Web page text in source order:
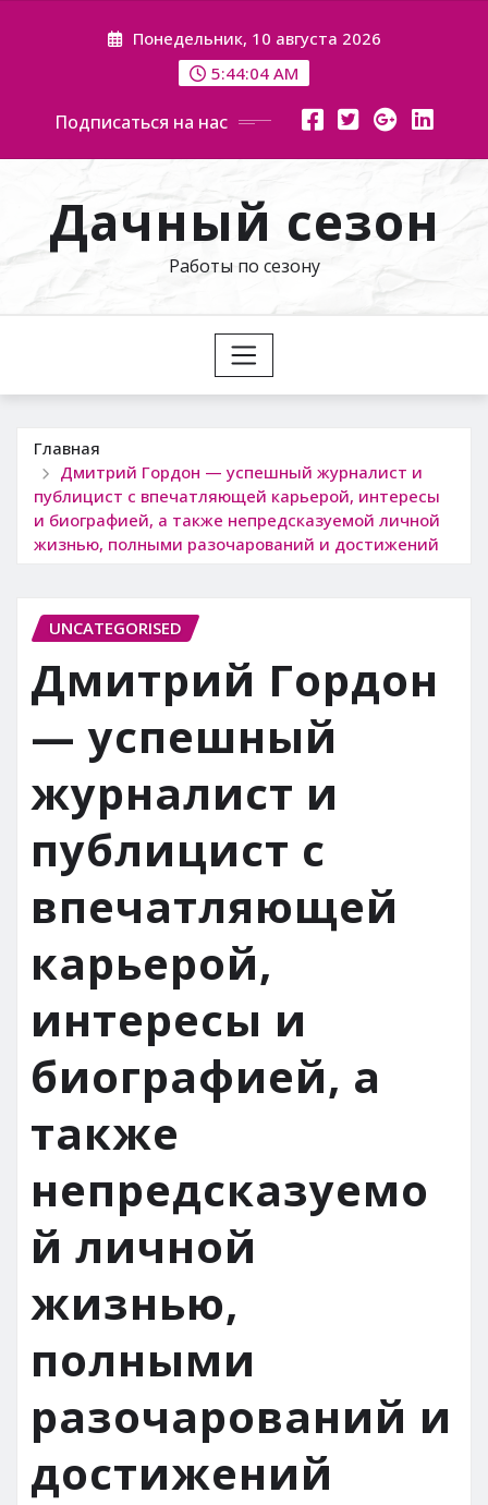
Понедельник, 10 августа 2026
5:44:05 AM
Подписаться на нас
Дачный сезон
Работы по сезону
Главная
Дмитрий Гордон — успешный журналист и
публицист с впечатляющей карьерой, интересы
и биографией, а также непредсказуемой личной
жизнью, полными разочарований и достижений
UNCATEGORISED
Дмитрий Гордон
— успешный
журналист и
публицист с
впечатляющей
карьерой,
интересы и
биографией, а
также
непредсказуемо
й личной
жизнью,
полными
разочарований и
достижений